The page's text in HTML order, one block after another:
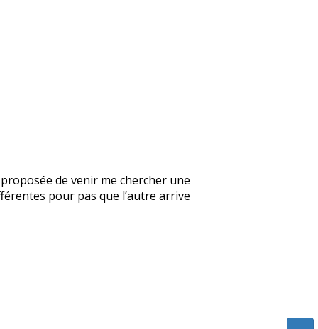
de venir me chercher une
pour pas que l’autre arrive